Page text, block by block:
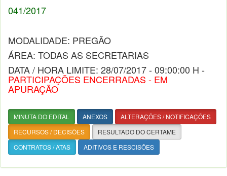
041/2017
MODALIDADE: PREGÃO
ÁREA: TODAS AS SECRETARIAS
DATA / HORA LIMITE: 28/07/2017 - 09:00:00 H -
PARTICIPAÇÕES ENCERRADAS - EM
APURAÇÃO
MINUTA DO EDITAL ANEXOS
ALTERAÇÕES / NOTIFICAÇÕES
RECURSOS / DECISÕES
RESULTADO DO CERTAME
CONTRATOS / ATAS
ADITIVOS E RESCISÕES